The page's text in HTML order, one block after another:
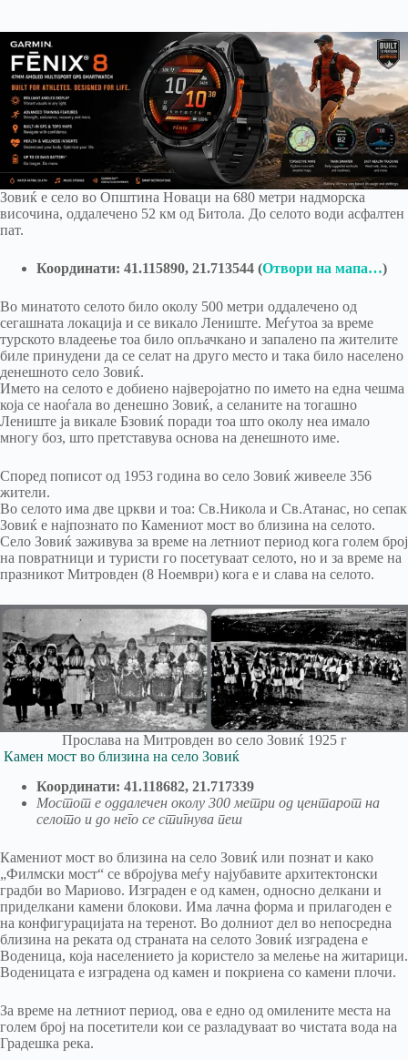
Зовиќ е село во Општина Новаци на 680 метри надморска
височина, оддалечено 52 км од Битола. До селото води асфалтен
пат.
Координати: 41.115890, 21.713544 (Отвори на мапа…)
Во минатото селото било околу 500 метри оддалечено од
сегашната локација и се викало Лениште. Меѓутоа за време
турското владеење тоа било опљачкано и запалено па жителите
биле принудени да се селат на друго место и така било населено
денешното село Зовиќ.
Името на селото е добиено најверојатно по името на една чешма
која се наоѓала во денешно Зовиќ, а селаните на тогашно
Лениште ја викале Бзовиќ поради тоа што околу неа имало
многу боз, што претставува основа на денешното име.
Според пописот од 1953 година во село Зовиќ живееле 356
жители.
Во селото има две цркви и тоа: Св.Никола и Св.Атанас, но сепак
Зовиќ е најпознато по Камениот мост во близина на селото.
Село Зовиќ заживува за време на летниот период кога голем број
на повратници и туристи го посетуваат селото, но и за време на
празникот Митровден (8 Ноември) кога е и слава на селото.
Прослава на Митровден во село Зовиќ 1925 г
Камен мост во близина на село Зовиќ
Координати: 41.118682, 21.717339
Мостот е оддалечен околу 300 метри од центарот на
селото и до него се стигнува пеш
Камениот мост во близина на село Зовиќ или познат и како
„Филмски мост“ се вбројува меѓу најубавите архитектонски
градби во Мариово. Изграден е од камен, односно делкани и
приделкани камени блокови. Има лачна форма и прилагоден е
на конфигурацијата на теренот. Во долниот дел во непосредна
близина на реката од страната на селото Зовиќ изградена е
Воденица, која населението ја користело за мелење на житарици.
Воденицата е изградена од камен и покриена со камени плочи.
За време на летниот период, ова е едно од омилените места на
голем број на посетители кои се разладуваат во чистата вода на
Градешка река.